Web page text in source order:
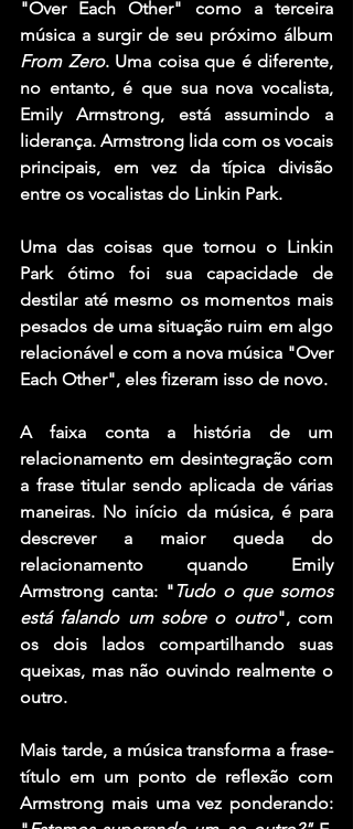
"Over Each Other" como a terceira
From Zero. Uma coisa que é diferente,
no entanto, é que sua nova vocalista,
Emily Armstrong, está assumindo a
liderança. Armstrong lida com os vocais
principais, em vez da típica divisão
entre os vocalistas do Linkin Park.
Uma das coisas que tornou o Linkin
Park ótimo foi sua capacidade de
destilar até mesmo os momentos mais
pesados de uma situação ruim em algo
relacionável e com a nova música "Over
Each Other", eles fizeram isso de novo.
A faixa conta a história de um
relacionamento em desintegração com
a frase titular sendo aplicada de várias
maneiras. No início da música, é para
descrever a maior queda do
relacionamento quando Emily
Armstrong canta: "Tudo o que somos
está falando um sobre o outro", com
os dois lados compartilhando suas
queixas, mas não ouvindo realmente o
outro.
Mais tarde, a música transforma a frase-
título em um ponto de reflexão com
Armstrong mais uma vez ponderando: